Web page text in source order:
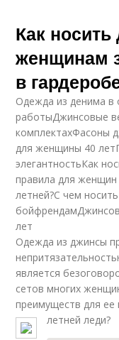
Как
женщинам
в
Одежда из денима в
работыДжинсовые
комплектахФасоны
для женщины 40
элегантностьКак
правила для
летней?С чем
лет
Одежда из джинсы
является
сетов многих
преимуществ для ее
летней леди?